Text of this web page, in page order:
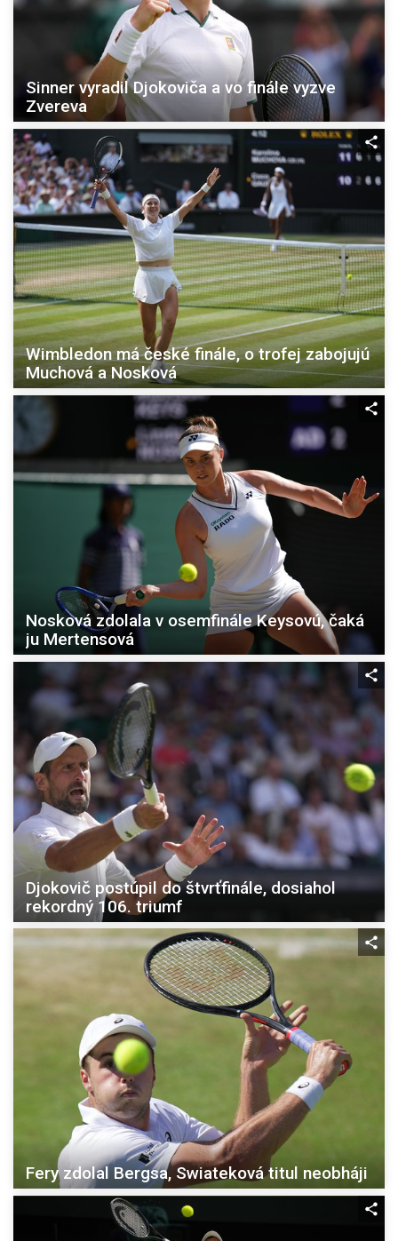
Sinner vyradil Djokoviča a vo finále vyzve
Zvereva
Wimbledon má české finále, o trofej zabojujú
Muchová a Nosková
Nosková zdolala v osemfinále Keysovú, čaká
ju Mertensová
Djokovič postúpil do štvrťfinále, dosiahol
rekordný 106. triumf
Fery zdolal Bergsa, Swiateková titul neobháji